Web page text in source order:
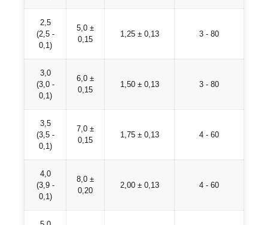
2,5
(2,5 -
0,1)
5,0 ±
0,15
1,25 ± 0,13 3 - 80
3,0
(3,0 -
0,1)
6,0 ±
0,15
1,50 ± 0,13 3 - 80
3,5
(3,5 -
0,1)
7,0 ±
0,15
1,75 ± 0,13 4 - 60
4,0
(3,9 -
0,1)
8,0 ±
0,20
2,00 ± 0,13 4 - 60